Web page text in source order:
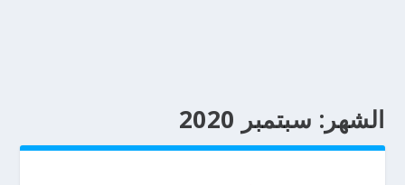
الشهر: سبتمبر 2020